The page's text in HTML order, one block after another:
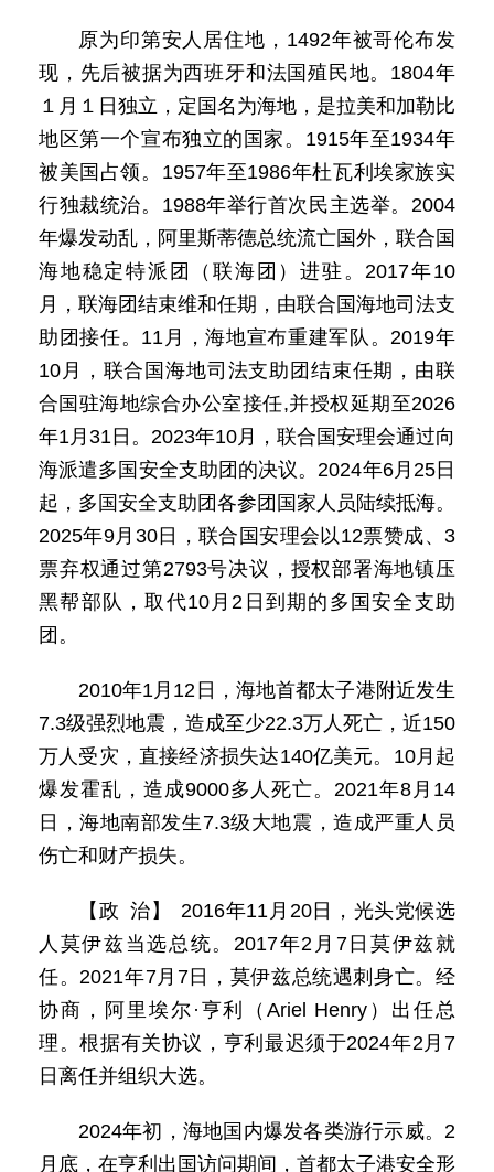
原为印第安人居住地，1492年被哥伦布发
现，先后被据为西班牙和法国殖民地。1804年
１月１日独立，定国名为海地，是拉美和加勒比
地区第一个宣布独立的国家。1915年至1934年
被美国占领。1957年至1986年杜瓦利埃家族实
行独裁统治。1988年举行首次民主选举。2004
年爆发动乱，阿里斯蒂德总统流亡国外，联合国
海地稳定特派团（联海团）进驻。2017年10
月，联海团结束维和任期，由联合国海地司法支
助团接任。11月，海地宣布重建军队。2019年
10月，联合国海地司法支助团结束任期，由联
合国驻海地综合办公室接任,并授权延期至2026
年1月31日。2023年10月，联合国安理会通过向
海派遣多国安全支助团的决议。2024年6月25日
起，多国安全支助团各参团国家人员陆续抵海。
2025年9月30日，联合国安理会以12票赞成、3
票弃权通过第2793号决议，授权部署海地镇压
黑帮部队，取代10月2日到期的多国安全支助
团。
2010年1月12日，海地首都太子港附近发生
7.3级强烈地震，造成至少22.3万人死亡，近150
万人受灾，直接经济损失达140亿美元。10月起
爆发霍乱，造成9000多人死亡。2021年8月14
日，海地南部发生7.3级大地震，造成严重人员
伤亡和财产损失。
【政 治】 2016年11月20日，光头党候选
人莫伊兹当选总统。2017年2月7日莫伊兹就
任。2021年7月7日，莫伊兹总统遇刺身亡。经
协商，阿里埃尔·亨利（Ariel Henry）出任总
理。根据有关协议，亨利最迟须于2024年2月7
日离任并组织大选。
2024年初，海地国内爆发各类游行示威。2
月底，在亨利出国访问期间，首都太子港安全形